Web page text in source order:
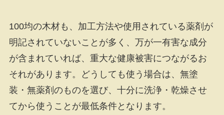
100均の木材も、加工方法や使用されている薬剤が
明記されていないことが多く、万が一有害な成分
が含まれていれば、重大な健康被害につながるお
それがあります。どうしても使う場合は、無塗
装・無薬剤のものを選び、十分に洗浄・乾燥させ
てから使うことが最低条件となります。